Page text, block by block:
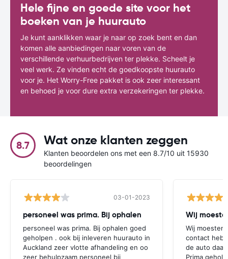
Hele fijne en goede site voor het
boeken van je huurauto
Je kunt aanklikken waar je naar op zoek bent en dan
komen alle aanbiedingen naar voren van de
verschillende verhuurbedrijven ter plekke. Scheelt je
veel werk. Ze vinden echt de goedkoopste huurauto
voor je. Het Worry-Free pakket is ook zeer interessant
en behoed je voor dure extra verzekeringen ter plekke.
8.7 Wat onze klanten zeggen
Klanten beoordelen ons met een 8.7/10 uit 15930
beoordelingen
03-01-2023
personeel was prima. Bij ophalen
personeel was prima. Bij ophalen goed
geholpen . ook bij inleveren huurauto in
Auckland zeer vlotte afhandeling en oo
zeer behulpzaam personeel bij
Wij
Wij moesten
contact
de auto
Prima